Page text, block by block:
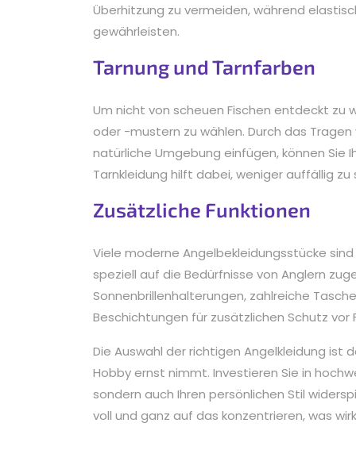
Überhitzung zu vermeiden, während
gewährleisten.
Tarnung und Tarnfarben
Um nicht von scheuen Fischen entdeckt zu
oder -mustern zu wählen. Durch das
natürliche Umgebung einfügen, können Sie
Tarnkleidung hilft dabei, weniger auffällig
Zusätzliche Funktionen
Viele moderne Angelbekleidungsstücke
speziell auf die Bedürfnisse von Anglern
Sonnenbrillenhalterungen, zahlreiche
Beschichtungen für zusätzlichen Schutz vor
Die Auswahl der richtigen Angelkleidung ist
Hobby ernst nimmt. Investieren Sie in
sondern auch Ihren persönlichen Stil
voll und ganz auf das konzentrieren, was